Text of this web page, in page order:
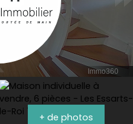
+ de photos